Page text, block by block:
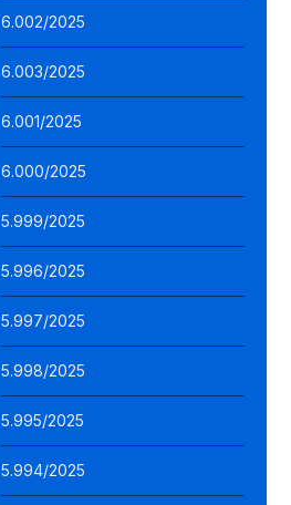
6.002/2025
6.003/2025
6.001/2025
6.000/2025
5.999/2025
5.996/2025
5.997/2025
5.998/2025
5.995/2025
5.994/2025